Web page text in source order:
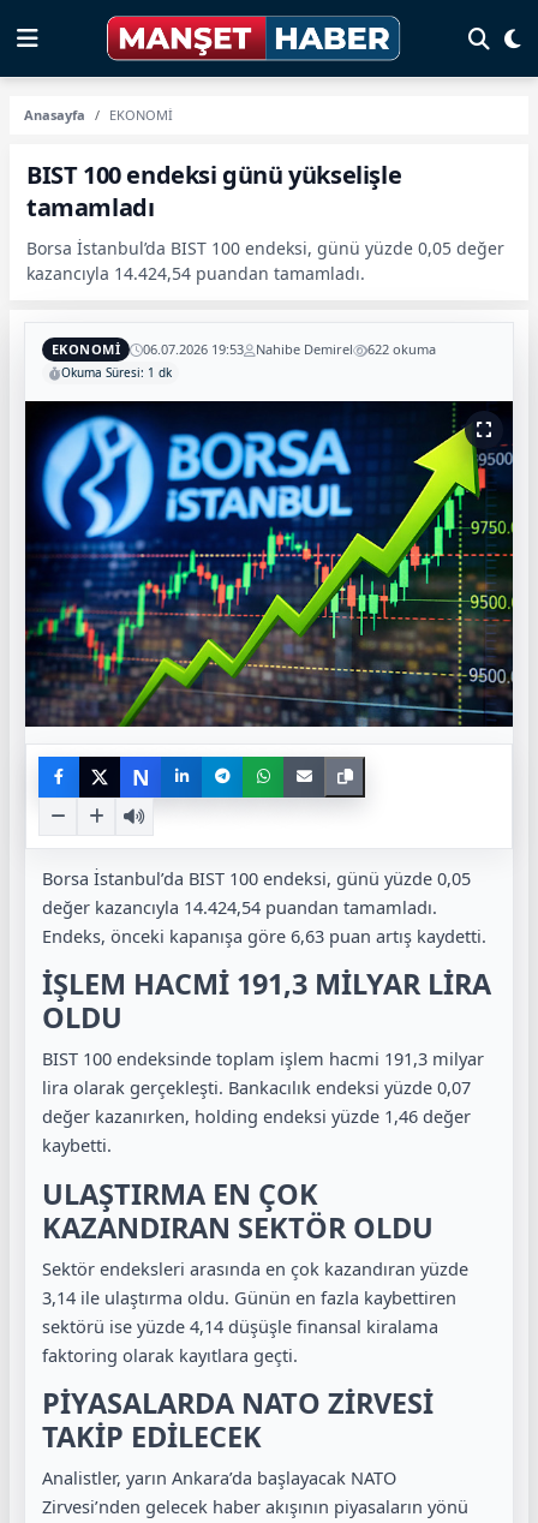
Anasayfa EKONOMİ
BIST 100 endeksi günü yükselişle
tamamladı
Borsa İstanbul’da BIST 100 endeksi, günü yüzde 0,05 değer
kazancıyla 14.424,54 puandan tamamladı.
EKONOMİ 06.07.2026 19:53 Nahibe Demirel 622 okuma
Okuma Süresi: 1 dk
N
Borsa İstanbul’da BIST 100 endeksi, günü yüzde 0,05
değer kazancıyla 14.424,54 puandan tamamladı.
Endeks, önceki kapanışa göre 6,63 puan artış kaydetti.
İŞLEM HACMİ 191,3 MİLYAR LİRA
OLDU
BIST 100 endeksinde toplam işlem hacmi 191,3 milyar
lira olarak gerçekleşti. Bankacılık endeksi yüzde 0,07
değer kazanırken, holding endeksi yüzde 1,46 değer
kaybetti.
ULAŞTIRMA EN ÇOK
KAZANDIRAN SEKTÖR OLDU
Sektör endeksleri arasında en çok kazandıran yüzde
3,14 ile ulaştırma oldu. Günün en fazla kaybettiren
sektörü ise yüzde 4,14 düşüşle finansal kiralama
faktoring olarak kayıtlara geçti.
PİYASALARDA NATO ZİRVESİ
TAKİP EDİLECEK
Analistler, yarın Ankara’da başlayacak NATO
Zirvesi’nden gelecek haber akışının piyasaların yönü